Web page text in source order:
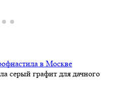
в Москве
серый графит для дачного